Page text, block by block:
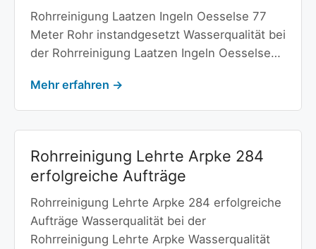
Rohrreinigung Laatzen Ingeln Oesselse 77
Meter Rohr instandgesetzt Wasserqualität bei
der Rohrreinigung Laatzen Ingeln Oesselse…
Mehr erfahren →
Rohrreinigung Lehrte Arpke 284
erfolgreiche Aufträge
Rohrreinigung Lehrte Arpke 284 erfolgreiche
Aufträge Wasserqualität bei der
Rohrreinigung Lehrte Arpke Wasserqualität